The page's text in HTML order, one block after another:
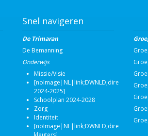
Snel navigeren
De Trimaran
De Bemanning
Onderwijs
Missie/Visie
2024-2025]
Schoolplan 2024-2028
Zorg
Identiteit